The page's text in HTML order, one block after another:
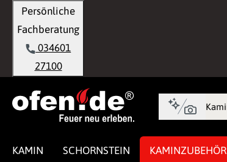
Zur Hauptnavigation springen
Persönliche
Fachberatung
034601
27100
KAMIN SCHORNSTEIN KAMINZUBEHÖR